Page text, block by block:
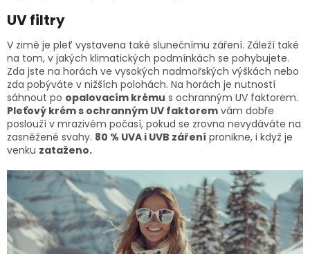
UV filtry
V zimě je pleť vystavena také slunečnímu záření. Záleží také
na tom, v jakých klimatických podmínkách se pohybujete.
Zda jste na horách ve vysokých nadmořských výškách nebo
zda pobýváte v nižších polohách. Na horách je nutností
sáhnout po opalovacím krému s ochranným UV faktorem.
Pleťový krém s ochranným UV faktorem vám dobře
poslouží v mrazivém počasí, pokud se zrovna nevydáváte na
zasněžené svahy. 80 % UVA i UVB záření pronikne, i když je
venku zataženo.